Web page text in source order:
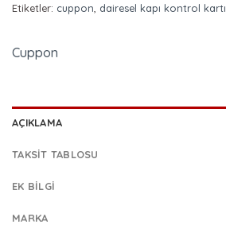
Etiketler: cuppon dairesel kapı kontrol kartı
Cuppon
AÇIKLAMA
TAKSIT TABLOSU
EK BILGI
MARKA